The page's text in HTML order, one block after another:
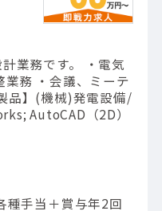
業務です。 ・電気
業務 ・会議、ミーテ
品】(機械)発電設備/
AutoCAD（2D）
種手当＋賞与年2回